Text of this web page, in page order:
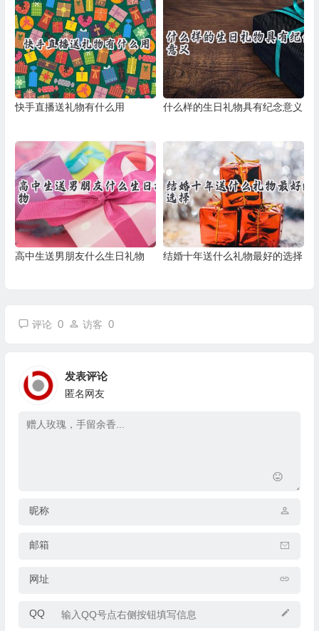
快手直播送礼物有什么用 什么样的生日礼物具有纪念意义
高中生送男朋友什么生日礼物 结婚十年送什么礼物最好的选择
评论 0 访客 0
发表评论
匿名网友
昵称
邮箱
网址
QQ